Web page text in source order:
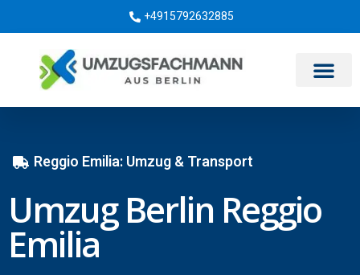
+4915792632885
Reggio Emilia: Umzug & Transport
Umzug Berlin Reggio
Emilia